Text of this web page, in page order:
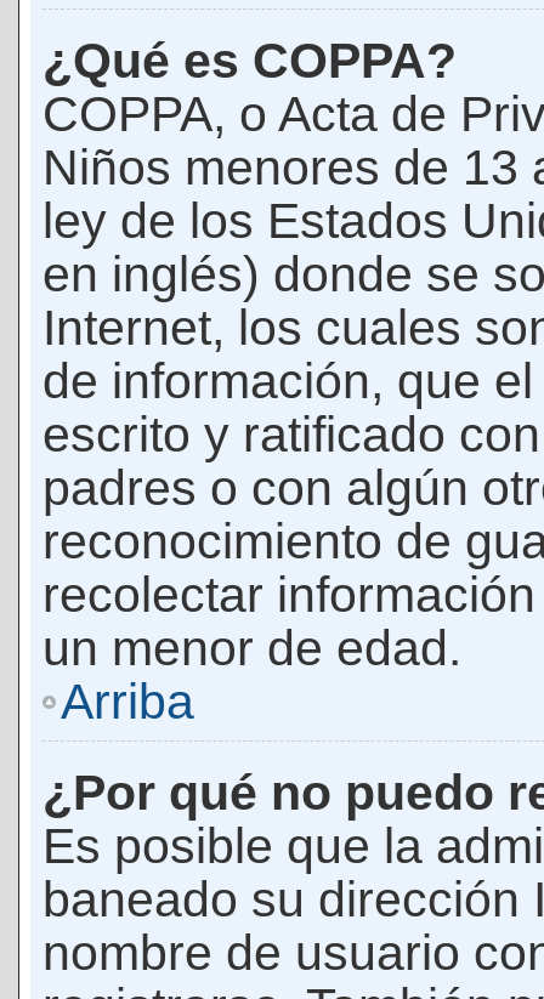
¿Qué es COPPA?
COPPA, o Acta de
Niños menores de 13
ley de los Estados
en inglés) donde se
Internet, los cuales
de información, que
escrito y ratificado
padres o con algún
reconocimiento de
recolectar
un menor de edad.
Arriba
¿Por qué no puedo
Es posible que la
baneado su dirección
nombre de usuario